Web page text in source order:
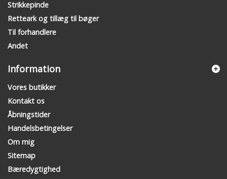
Strikkepinde
Retteark og tillæg til bøger
Til forhandlere
Andet
Information
Vores butikker
Kontakt os
Åbningstider
Handelsbetingelser
Om mig
Sitemap
Bæredygtighed